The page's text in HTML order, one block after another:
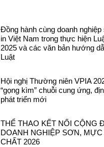
Đồng hành cùng doanh
in Việt Nam trong thực hiện
2025 và các văn bản hướng
Luật
Hội nghị Thường niên VPIA
“gọng kìm” chuỗi cung ứng,
phát triển mới
THỂ THAO KẾT NỐI CỘNG
DOANH NGHIỆP SƠN, MỰC
CHẤT 2026